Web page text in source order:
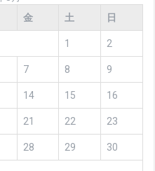
金 土 日
1 2
7 8 9
14 15 16
21 22 23
28 29 30